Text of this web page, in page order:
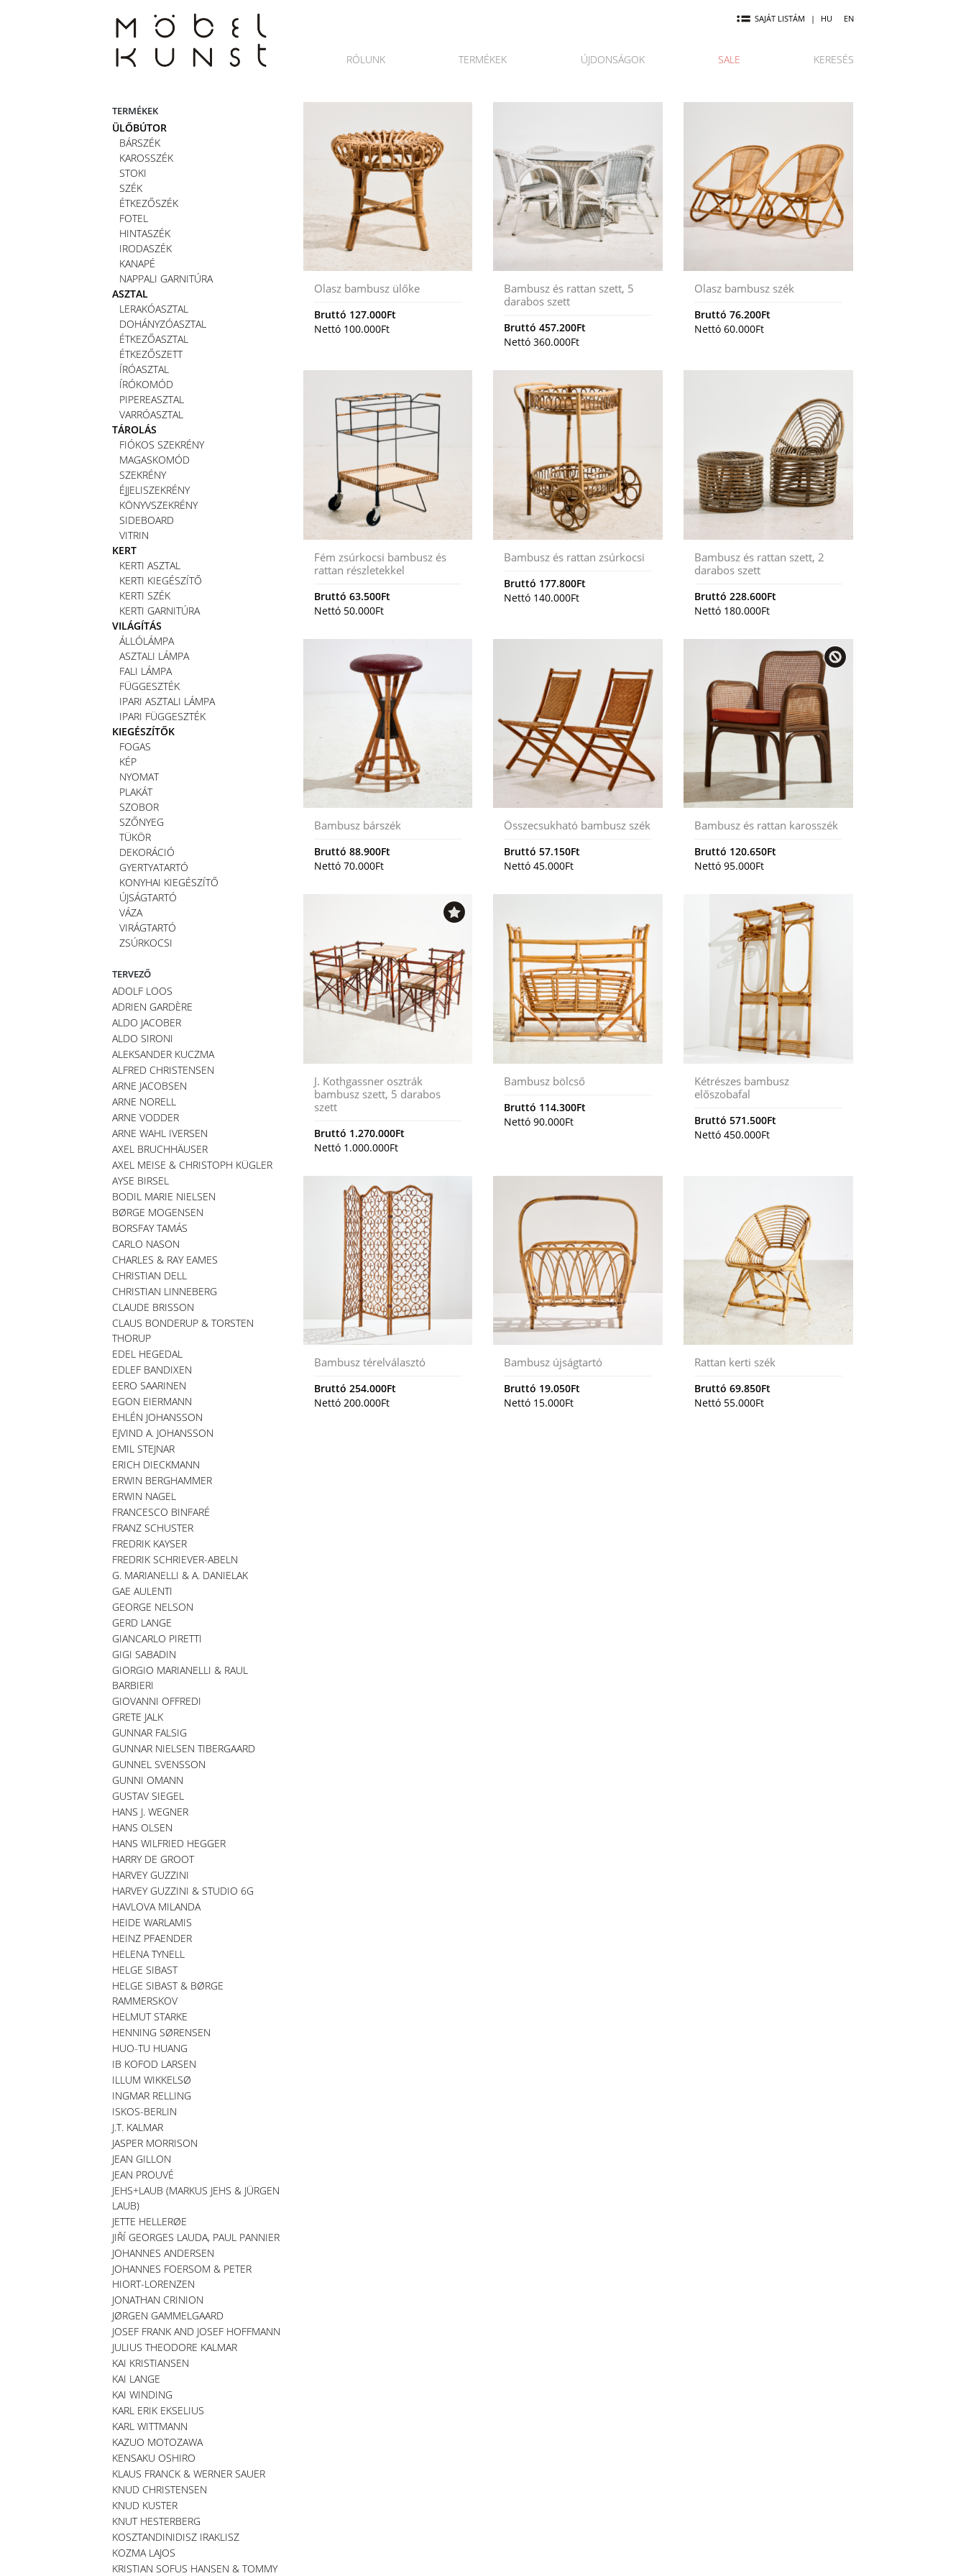
SAJÁT LISTÁM | HU EN
RÓLUNK TERMÉKEK ÚJDONSÁGOK SALE KERESÉS
TERMÉKEK
ÜLŐBÚTOR
BÁRSZÉK
KAROSSZÉK
STOKI
SZÉK
ÉTKEZŐSZÉK
FOTEL
HINTASZÉK
IRODASZÉK
KANAPÉ
NAPPALI GARNITÚRA
ASZTAL
LERAKÓASZTAL
DOHÁNYZÓASZTAL
ÉTKEZŐASZTAL
ÉTKEZŐSZETT
ÍRÓASZTAL
ÍRÓKOMÓD
PIPEREASZTAL
VARRÓASZTAL
TÁROLÁS
FIÓKOS SZEKRÉNY
MAGASKOMÓD
SZEKRÉNY
ÉJJELISZEKRÉNY
KÖNYVSZEKRÉNY
SIDEBOARD
VITRIN
KERT
KERTI ASZTAL
KERTI KIEGÉSZÍTŐ
KERTI SZÉK
KERTI GARNITÚRA
VILÁGÍTÁS
ÁLLÓLÁMPA
ASZTALI LÁMPA
FALI LÁMPA
FÜGGESZTÉK
IPARI ASZTALI LÁMPA
IPARI FÜGGESZTÉK
KIEGÉSZÍTŐK
FOGAS
KÉP
NYOMAT
PLAKÁT
SZOBOR
SZŐNYEG
TÜKÖR
DEKORÁCIÓ
GYERTYATARTÓ
KONYHAI KIEGÉSZÍTŐ
ÚJSÁGTARTÓ
VÁZA
VIRÁGTARTÓ
ZSÚRKOCSI
TERVEZŐ
ADOLF LOOS
ADRIEN GARDÈRE
ALDO JACOBER
ALDO SIRONI
ALEKSANDER KUCZMA
ALFRED CHRISTENSEN
ARNE JACOBSEN
ARNE NORELL
ARNE VODDER
ARNE WAHL IVERSEN
AXEL BRUCHHÄUSER
AXEL MEISE & CHRISTOPH KÜGLER
AYSE BIRSEL
BODIL MARIE NIELSEN
BØRGE MOGENSEN
BORSFAY TAMÁS
CARLO NASON
CHARLES & RAY EAMES
CHRISTIAN DELL
CHRISTIAN LINNEBERG
CLAUDE BRISSON
CLAUS BONDERUP & TORSTEN
THORUP
EDEL HEGEDAL
EDLEF BANDIXEN
EERO SAARINEN
EGON EIERMANN
EHLÉN JOHANSSON
EJVIND A. JOHANSSON
EMIL STEJNAR
ERICH DIECKMANN
ERWIN BERGHAMMER
ERWIN NAGEL
FRANCESCO BINFARÉ
FRANZ SCHUSTER
FREDRIK KAYSER
FREDRIK SCHRIEVER-ABELN
G. MARIANELLI & A. DANIELAK
GAE AULENTI
GEORGE NELSON
GERD LANGE
GIANCARLO PIRETTI
GIGI SABADIN
GIORGIO MARIANELLI & RAUL
BARBIERI
GIOVANNI OFFREDI
GRETE JALK
GUNNAR FALSIG
GUNNAR NIELSEN TIBERGAARD
GUNNEL SVENSSON
GUNNI OMANN
GUSTAV SIEGEL
HANS J. WEGNER
HANS OLSEN
HANS WILFRIED HEGGER
HARRY DE GROOT
HARVEY GUZZINI
HARVEY GUZZINI & STUDIO 6G
HAVLOVA MILANDA
HEIDE WARLAMIS
HEINZ PFAENDER
HELENA TYNELL
HELGE SIBAST
HELGE SIBAST & BØRGE
RAMMERSKOV
HELMUT STARKE
HENNING SØRENSEN
HUO-TU HUANG
IB KOFOD LARSEN
ILLUM WIKKELSØ
INGMAR RELLING
ISKOS-BERLIN
J.T. KALMAR
JASPER MORRISON
JEAN GILLON
JEAN PROUVÉ
JEHS+LAUB (MARKUS JEHS & JÜRGEN
LAUB)
JETTE HELLERØE
JIŘÍ GEORGES LAUDA, PAUL PANNIER
JOHANNES ANDERSEN
JOHANNES FOERSOM & PETER
HIORT-LORENZEN
JONATHAN CRINION
JØRGEN GAMMELGAARD
JOSEF FRANK AND JOSEF HOFFMANN
JULIUS THEODORE KALMAR
KAI KRISTIANSEN
KAI LANGE
KAI WINDING
KARL ERIK EKSELIUS
KARL WITTMANN
KAZUO MOTOZAWA
KENSAKU OSHIRO
KLAUS FRANCK & WERNER SAUER
KNUD CHRISTENSEN
KNUD KUSTER
KNUT HESTERBERG
KOSZTANDINIDISZ IRAKLISZ
KOZMA LAJOS
KRISTIAN SOFUS HANSEN & TOMMY
Olasz bambusz ülőke
Bruttó 127.000Ft
Nettó 100.000Ft
Bambusz és rattan szett, 5
darabos szett
Bruttó457.200Ft
Nettó360.000Ft
Olasz bambusz szék
Bruttó76.200Ft
Nettó60.000Ft
Fém zsúrkocsi bambusz és
rattan részletekkel
Bruttó 63.500Ft
Nettó 50.000Ft
Bambusz és rattan zsúrkocsi
Bruttó 177.800Ft
Nettó 140.000Ft
Bambusz és rattan szett, 2
darabos szett
Bruttó228.600Ft
Nettó 180.000Ft
Bambusz bárszék
Bruttó 88.900Ft
Nettó 70.000Ft
Összecsukható bambusz szék
Bruttó57.150Ft
Nettó45.000Ft
Bambusz és rattan karosszék
Bruttó 120.650Ft
Nettó95.000Ft
J. Kothgassner osztrák
bambusz szett, 5 darabos
szett
Bruttó 1.270.000Ft
Nettó 1.000.000Ft
Bambusz bölcső
Bruttó 114.300Ft
Nettó90.000Ft
Kétrészes bambusz
előszobafal
Bruttó571.500Ft
Nettó450.000Ft
Bambusz térelválasztó
Bruttó 254.000Ft
Nettó 200.000Ft
Bambusz újságtartó
Bruttó 19.050Ft
Nettó 15.000Ft
Rattan kerti szék
Bruttó69.850Ft
Nettó 55.000Ft